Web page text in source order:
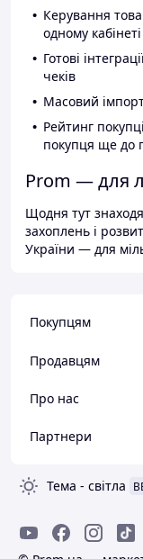
Керування
одному кабінеті
Готові
чеків
Масовий
Рейтинг
покупця ще до
Prom — для
Щодня тут
захоплень і
України — для
Покупцям
Продавцям
Про нас
Партнери
Тема - світла